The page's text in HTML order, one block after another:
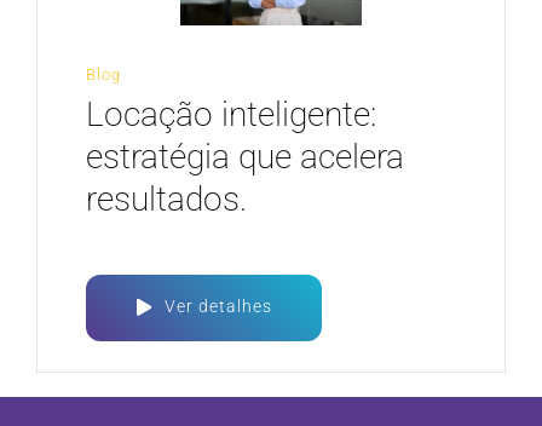
Blog
Locação inteligente:
estratégia que acelera
resultados.
Ver detalhes